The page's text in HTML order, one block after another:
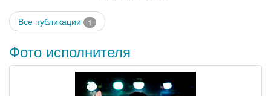
Все публикации 1
Фото исполнителя